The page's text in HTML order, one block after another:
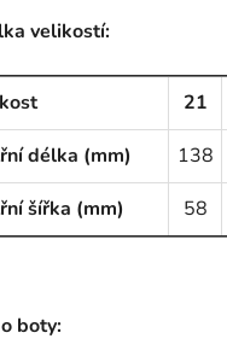
velikostí:
21
délka (mm)
138
šířka (mm)
58
boty: